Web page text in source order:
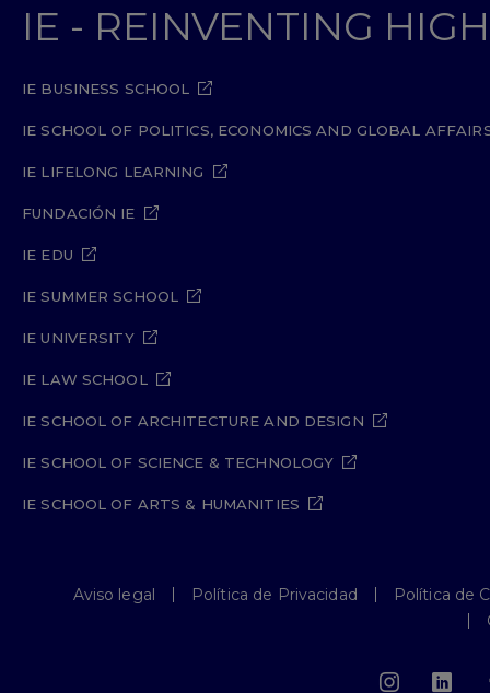
IE - REINVENTING
IE BUSINESS SCHOOL
IE SCHOOL OF POLITICS, ECONOMICS AND GLOBAL
IE LIFELONG LEARNING
FUNDACIÓN IE
IE EDU
IE SUMMER SCHOOL
IE UNIVERSITY
IE LAW SCHOOL
IE SCHOOL OF ARCHITECTURE AND DESIGN
IE SCHOOL OF SCIENCE & TECHNOLOGY
IE SCHOOL OF ARTS & HUMANITIES
Aviso legal Política de Privacidad
Política de